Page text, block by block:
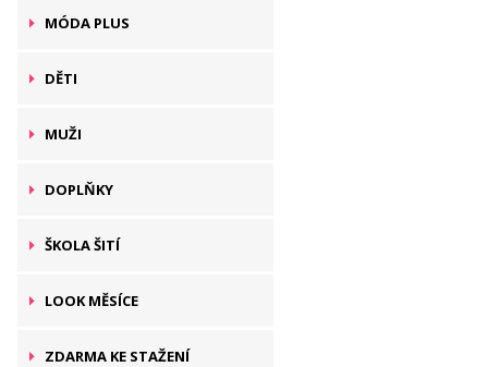
MÓDA PLUS
DĚTI
MUŽI
DOPLŇKY
ŠKOLA ŠITÍ
LOOK MĚSÍCE
ZDARMA KE STAŽENÍ